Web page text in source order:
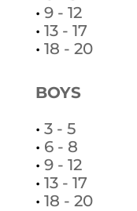
• 9 - 12
• 13 - 17
• 18 - 20
BOYS
• 3 - 5
• 6 - 8
• 9 - 12
• 13 - 17
• 18 - 20